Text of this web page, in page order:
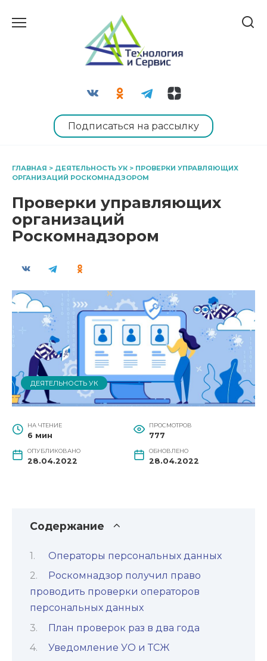
Подписаться на рассылку
ГЛАВНАЯ > ДЕЯТЕЛЬНОСТЬ УК > ПРОВЕРКИ УПРАВЛЯЮЩИХ
ОРГАНИЗАЦИЙ РОСКОМНАДЗОРОМ
Проверки управляющих
организаций
Роскомнадзором
ДЕЯТЕЛЬНОСТЬ УК
НА ЧТЕНИЕ
6 мин
ПРОСМОТРОВ
777
ОПУБЛИКОВАНО
28.04.2022
ОБНОВЛЕНО
28.04.2022
Содержание
Операторы персональных данных
Роскомнадзор получил право
проводить проверки операторов
персональных данных
План проверок раз в два года
Уведомление УО и ТСЖ